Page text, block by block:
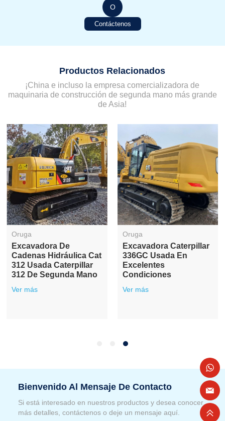
O
Contáctenos
Productos Relacionados
¡China e incluso la empresa comercializadora de
maquinaria de construcción de segunda mano más grande
de Asia!
Oruga
Excavadora De
Cadenas Hidráulica Cat
312 Usada Caterpillar
312 De Segunda Mano
Ver más
Oruga
Excavadora Caterpillar
336GC Usada En
Excelentes
Condiciones
Ver más
Bienvenido Al Mensaje De Contacto
Si está interesado en nuestros productos y desea conocer
más detalles, contáctenos o deje un mensaje aquí.